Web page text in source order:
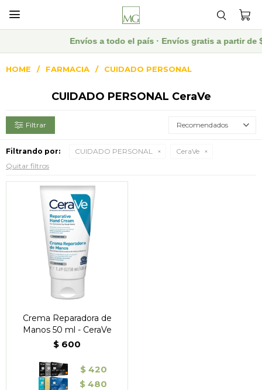

Envíos a todo el país · Envíos gratis a partir de
HOME FARMACIA CUIDADO PERSONAL
CUIDADO PERSONAL CeraVe
Recomendados
Filtrando por: CUIDADO PERSONAL
CeraVe
Quitar filtros
Crema Reparadora de
Manos 50 ml - CeraVe
$ 600
$ 420
$ 480